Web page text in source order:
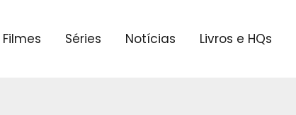
Filmes Séries Notícias Livros e HQs